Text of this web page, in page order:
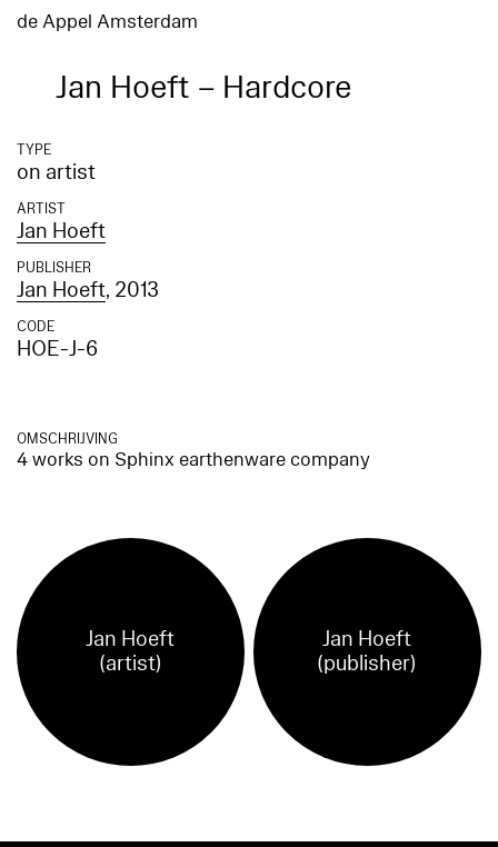
de Appel Amsterdam
Jan Hoeft – Hardcore
TYPE
on artist
ARTIST
Jan Hoeft
PUBLISHER
Jan Hoeft, 2013
CODE
HOE-J-6
OMSCHRIJVING
4 works on Sphinx earthenware company
Jan Hoeft
(artist)
Jan Hoeft
(publisher)